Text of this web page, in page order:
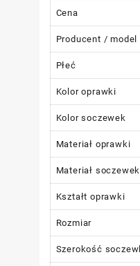
Cena
Producent / model
Płeć
Kolor oprawki
Kolor soczewek
Materiał oprawki
Materiał soczewek
Kształt oprawki
Rozmiar
Szerokość